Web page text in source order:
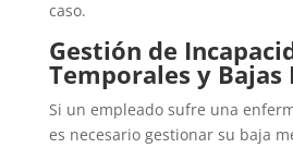
caso.
Gestión de
Temporales y Bajas
Si un empleado sufre una
es necesario gestionar su baja